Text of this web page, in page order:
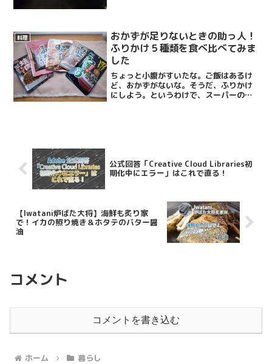
料理
おかずが足りないときの助っ人！
ふりかけ５種類を食べ比べてみま
した
ちょっと小腹がすいたな。ご飯はあるけ
ど、おかずがないな。そうだ、ふりかけ
にしよう。というわけで、スーパーのふ
公式回答「Creative Cloud Libraries初
期化中にエラー」はこれで直る！
【Iwatani炉ばた大将】海鮮も炙り家
で！イカの照り焼き＆ホタテのバター醤
油
コメント
コメントを書き込む
ホーム 暮らし